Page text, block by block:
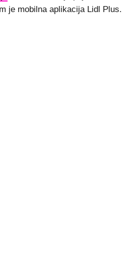
je mobilna aplikacija Lidl Plus.